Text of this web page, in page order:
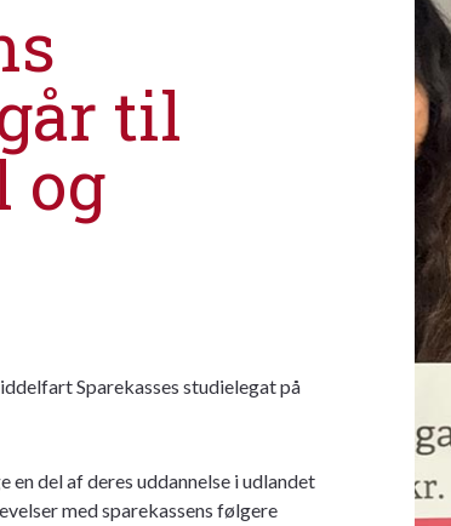
til
og
Sparekasses studielegat på
del af deres uddannelse i udlandet
med sparekassens følgere